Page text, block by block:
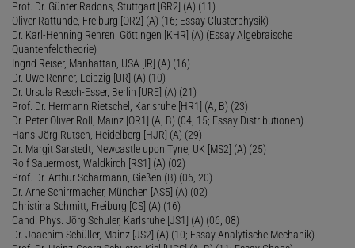
Prof. Dr. Günter Radons, Stuttgart [GR2] (A) (11)
Oliver Rattunde, Freiburg [OR2] (A) (16; Essay Clusterphysik)
Dr. Karl-Henning Rehren, Göttingen [KHR] (A) (Essay Algebraische
Quantenfeldtheorie)
Ingrid Reiser, Manhattan, USA [IR] (A) (16)
Dr. Uwe Renner, Leipzig [UR] (A) (10)
Dr. Ursula Resch-Esser, Berlin [URE] (A) (21)
Prof. Dr. Hermann Rietschel, Karlsruhe [HR1] (A, B) (23)
Dr. Peter Oliver Roll, Mainz [OR1] (A, B) (04, 15; Essay Distributionen)
Hans-Jörg Rutsch, Heidelberg [HJR] (A) (29)
Dr. Margit Sarstedt, Newcastle upon Tyne, UK [MS2] (A) (25)
Rolf Sauermost, Waldkirch [RS1] (A) (02)
Prof. Dr. Arthur Scharmann, Gießen (B) (06, 20)
Dr. Arne Schirrmacher, München [AS5] (A) (02)
Christina Schmitt, Freiburg [CS] (A) (16)
Cand. Phys. Jörg Schuler, Karlsruhe [JS1] (A) (06, 08)
Dr. Joachim Schüller, Mainz [JS2] (A) (10; Essay Analytische Mechanik)